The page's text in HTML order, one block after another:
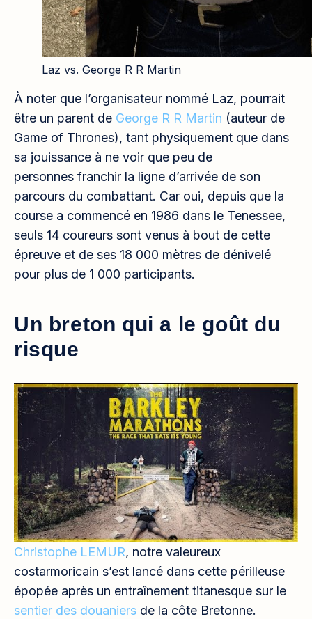
Laz vs. George R R Martin
À noter que l’organisateur nommé Laz, pourrait
être un parent de George R R Martin (auteur de
Game of Thrones), tant physiquement que dans
sa jouissance à ne voir que peu de
personnes franchir la ligne d’arrivée de son
parcours du combattant. Car oui, depuis que la
course a commencé en 1986 dans le Tenessee,
seuls 14 coureurs sont venus à bout de cette
épreuve et de ses 18 000 mètres de dénivelé
pour plus de 1 000 participants.
Un breton qui a le goût du
risque
Christophe LEMUR, notre valeureux
costarmoricain s’est lancé dans cette périlleuse
épopée après un entraînement titanesque sur le
sentier des douaniers de la côte Bretonne.